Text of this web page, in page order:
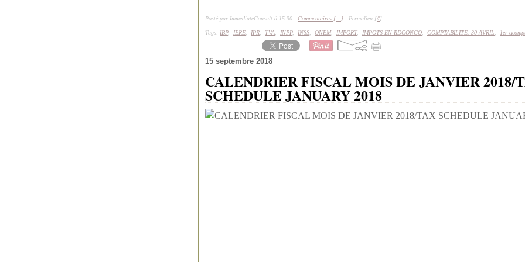
Posté par ImmediateConsult à 15:30 - Commentaires [ ] - Permalien [#]
Tags: IBP, IERE IPR TVA INPP, INSS ONEM, IMPORT, IMPOTS EN RDCONGO COMPTABILITE. 30 AVRIL 1er
15 septembre 2018
CALENDRIER FISCAL MOIS DE JANVIER 2018/
SCHEDULE JANUARY 2018